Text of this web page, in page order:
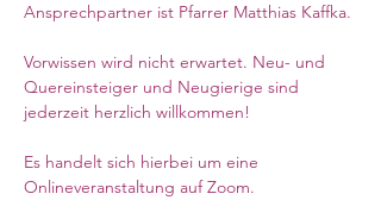
Ansprechpartner ist Pfarrer Matthias Kaffka.
Vorwissen wird nicht erwartet. Neu- und
Quereinsteiger und Neugierige sind
jederzeit herzlich willkommen!
Es handelt sich hierbei um eine
Onlineveranstaltung auf Zoom.